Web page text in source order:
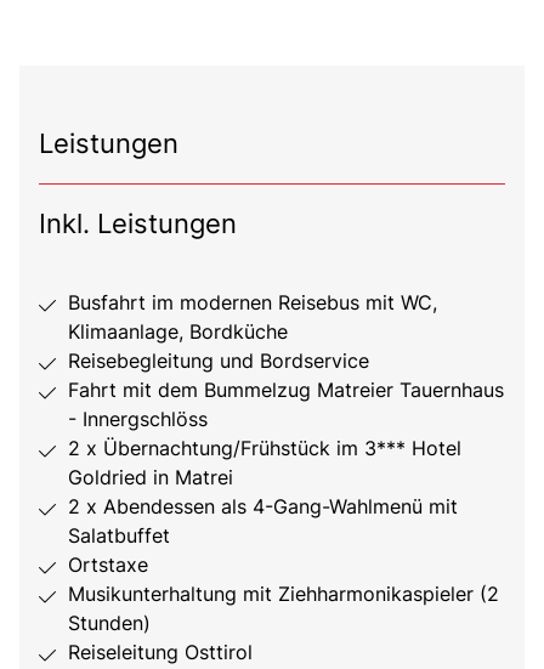
Leistungen
Inkl. Leistungen
Busfahrt im modernen Reisebus mit WC,
Klimaanlage, Bordküche
Reisebegleitung und Bordservice
Fahrt mit dem Bummelzug Matreier Tauernhaus
- Innergschlöss
2 x Übernachtung/Frühstück im 3*** Hotel
Goldried in Matrei
2 x Abendessen als 4-Gang-Wahlmenü mit
Salatbuffet
Ortstaxe
Musikunterhaltung mit Ziehharmonikaspieler (2
Stunden)
Reiseleitung Osttirol